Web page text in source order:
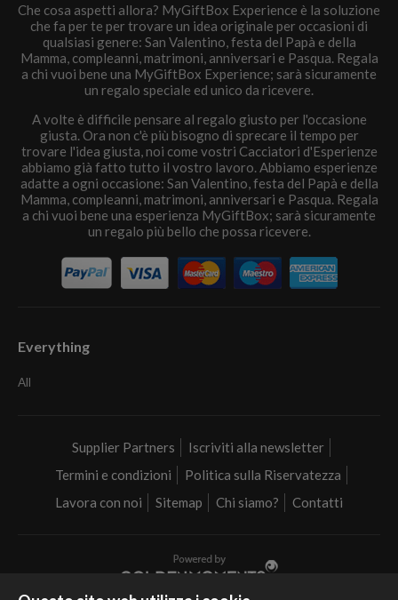
Che cosa aspetti allora? MyGiftBox Experience è la soluzione
che fa per te per trovare un idea originale per occasioni di
qualsiasi genere: San Valentino, festa del Papà e della
Mamma, compleanni, matrimoni, anniversari e Pasqua. Regala
a chi vuoi bene una MyGiftBox Experience; sarà sicuramente
un regalo speciale ed unico da ricevere.
A volte è difficile pensare al regalo giusto per l'occasione
giusta. Ora non c'è più bisogno di sprecare il tempo per
trovare l'idea giusta, noi come vostri Cacciatori d'Esperienze
abbiamo già fatto tutto il vostro lavoro. Abbiamo esperienze
adatte a ogni occasione: San Valentino, festa del Papà e della
Mamma, compleanni, matrimoni, anniversari e Pasqua. Regala
a chi vuoi bene una esperienza MyGiftBox; sarà sicuramente
un regalo più bello che possa ricevere.
Everything
All
Supplier Partners
Iscriviti alla newsletter
Termini e condizioni
Politica sulla Riservatezza
Lavora con noi
Sitemap Chi siamo? Contatti